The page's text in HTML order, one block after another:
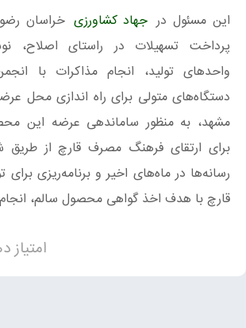
این مسئول در جهاد کشاورزی خراسان
پرداخت تسهیلات در راستای اصلاح،
واحدهای تولید، انجام مذاکرات با
دستگاه‌های متولی برای راه اندازی محل
مشهد، به منظور ساماندهی عرضه این
برای ارتقای فرهنگ مصرف قارچ از طریق
رسانه‌ها در ماه‌های اخیر و برنامه‌ریزی
قارچ با هدف اخذ گواهی محصول سالم،
امتیاز